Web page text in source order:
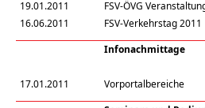
19.01.2011
FSV-ÖVG
16.06.2011
FSV-Verkehrstag 2011
Infonachmittage
17.01.2011
Vorportalbereiche